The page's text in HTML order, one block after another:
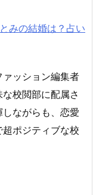
みの結婚は？占い
ッション編集者
校閲部に配属さ
ながらも、恋愛
ポジティブな校